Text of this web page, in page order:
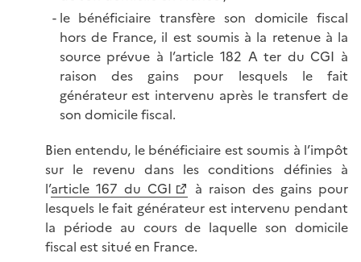
le bénéficiaire transfère son domicile fiscal
hors de France, il est soumis à la retenue à la
source prévue à l’article 182 A ter du CGI à
raison des gains pour lesquels le fait
générateur est intervenu après le transfert de
son domicile fiscal.
Bien entendu, le bénéficiaire est soumis à l’impôt
sur le revenu dans les conditions définies à
l’article 167 du CGI
à raison des gains pour
lesquels le fait générateur est intervenu pendant
la période au cours de laquelle son domicile
fiscal est situé en France.